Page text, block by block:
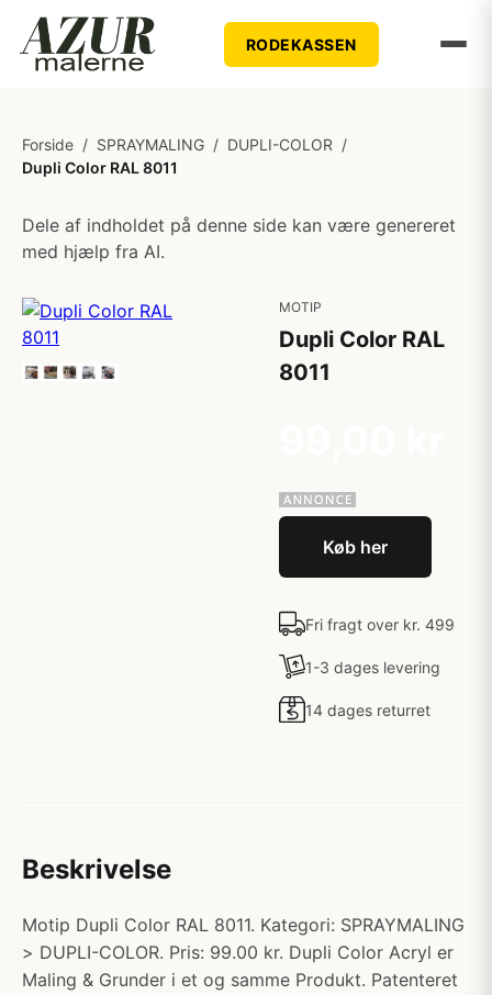
RODEKASSEN
Forside / SPRAYMALING / DUPLI-COLOR /
Dupli Color RAL 8011
Dele af indholdet på denne side kan være genereret
med hjælp fra AI.
MOTIP
Dupli Color RAL
8011
Køb her
Fri fragt over kr. 499
1-3 dages levering
14 dages returret
Beskrivelse
Motip Dupli Color RAL 8011. Kategori: SPRAYMALING
> DUPLI-COLOR. Pris: 99.00 kr. Dupli Color Acryl er
Maling & Grunder i et og samme Produkt. Patenteret